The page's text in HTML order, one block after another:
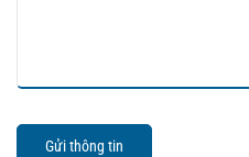
Gửi thông tin